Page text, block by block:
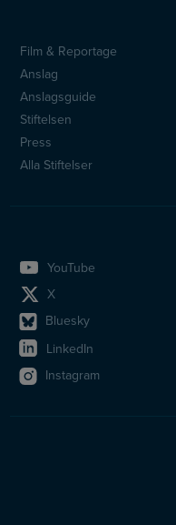
Sidfotsmeny
Film & Reportage
Anslag
Anslagsguide
Stiftelsen
Press
Alla Stiftelser
YouTube
X
Bluesky
LinkedIn
Instagram